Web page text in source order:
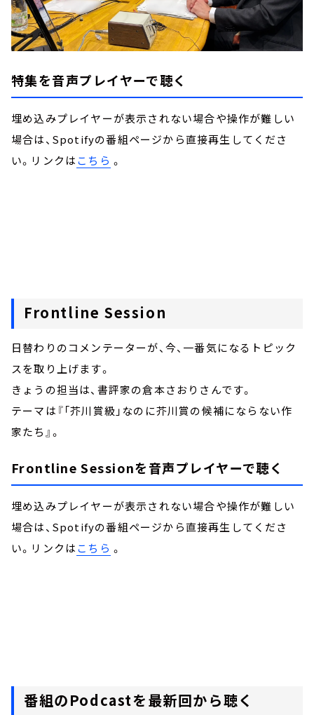
特集を音声プレイヤーで聴く
埋め込みプレイヤーが表示されない場合や操作が難しい
場合は、Spotifyの番組ページから直接再生してくださ
い。リンクはこちら 。
Frontline Session
日替わりのコメンテーターが、今、一番気になるトピック
スを取り上げます。
きょうの担当は、書評家の倉本さおりさんです。
テーマは『「芥川賞級」なのに芥川賞の候補にならない作
家たち』。
Frontline Sessionを音声プレイヤーで聴く
埋め込みプレイヤーが表示されない場合や操作が難しい
場合は、Spotifyの番組ページから直接再生してくださ
い。リンクはこちら 。
番組のPodcastを最新回から聴く